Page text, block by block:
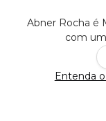
Abner Rocha é
com
Entenda